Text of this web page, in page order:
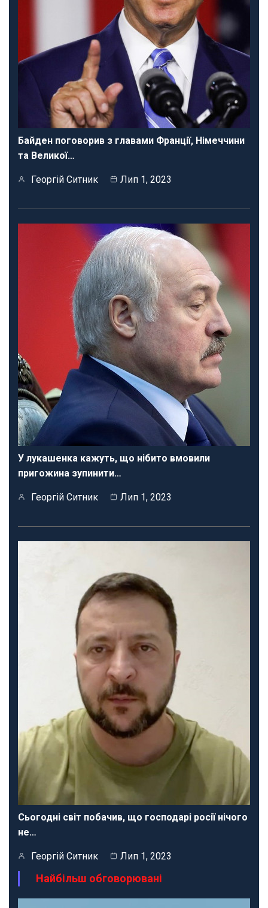
Байден поговорив з главами Франції, Німеччини
та Великої…
Георгій Ситник Лип 1, 2023
У лукашенка кажуть, що нібито вмовили
пригожина зупинити…
Георгій Ситник Лип 1, 2023
Сьогодні світ побачив, що господарі росії нічого
не…
Георгій Ситник Лип 1, 2023
Найбільш обговорювані